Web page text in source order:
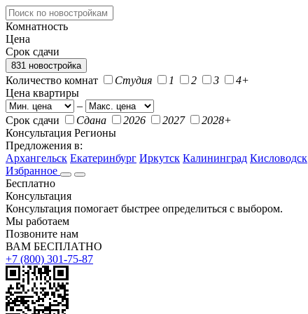
Комнатность
Цена
Срок сдачи
831 новостройка
Количество комнат Студия 1 2 3
4+
Цена квартиры
–
Срок сдачи
Сдана 2026 2027
2028+
Консультация Регионы
Предложения в:
Архангельск Екатеринбург Иркутск Калининград Кисловодск
Избранное
Бесплатно
Консультация
Консультация помогает быстрее определиться с выбором.
Мы работаем
Позвоните нам
ВАМ БЕСПЛАТНО
+7 (800) 301-75-87